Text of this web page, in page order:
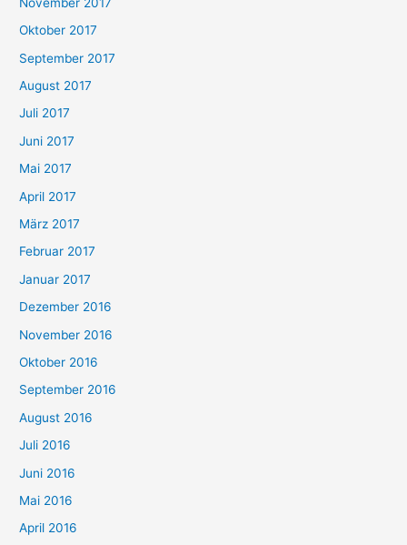
Oktober 2017
September 2017
August 2017
Juli 2017
Juni 2017
Mai 2017
April 2017
März 2017
Februar 2017
Januar 2017
Dezember 2016
November 2016
Oktober 2016
September 2016
August 2016
Juli 2016
Juni 2016
Mai 2016
April 2016